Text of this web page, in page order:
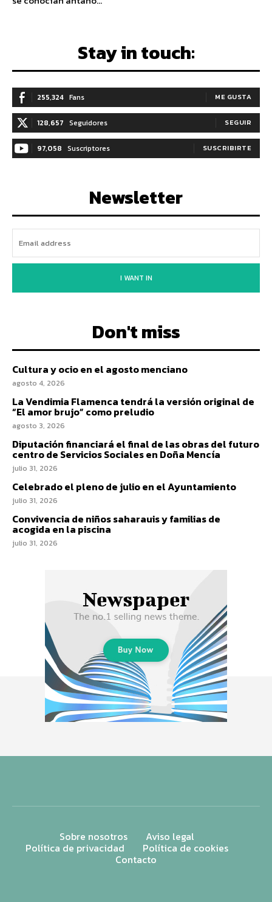
Stay in touch:
255,324 Fans ME GUSTA
128,657 Seguidores SEGUIR
97,058 Suscriptores SUSCRIBIRTE
Newsletter
I WANT IN
Don't miss
Cultura y ocio en el agosto menciano
agosto 4, 2026
La Vendimia Flamenca tendrá la versión original de
“El amor brujo” como preludio
agosto 3, 2026
Diputación financiará el final de las obras del futuro
centro de Servicios Sociales en Doña Mencía
julio 31, 2026
Celebrado el pleno de julio en el Ayuntamiento
julio 31, 2026
Convivencia de niños saharauis y familias de
acogida en la piscina
julio 31, 2026
Sobre nosotros Aviso legal
Política de privacidad Política de cookies
Contacto